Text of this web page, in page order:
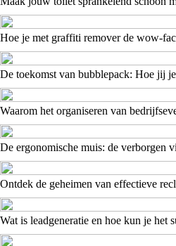
Hoe je met graffiti remover de wow-
De toekomst van bubblepack: Hoe jij
Waarom het organiseren van
De ergonomische muis: de verborgen
Ontdek de geheimen van effectieve
Wat is leadgeneratie en hoe kun je het